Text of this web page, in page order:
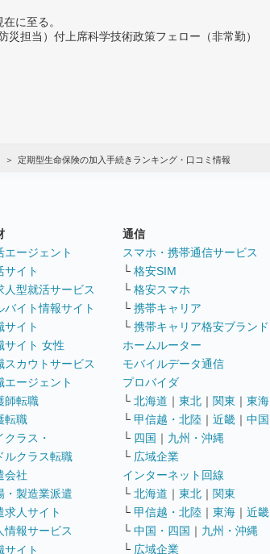
に至る。
担当）付上席科学技術政策フェロー（非常勤）
定期型生命保険の加入手続きランキング・口コミ情報
エージェント
サイト
人型就活サービス
バイト情報サイト
サイト
サイト 女性
スカウトサービス
エージェント
師転職
転職
クラス・
ルクラス転職
会社
・製造業派遣
求人サイト
情報サービス
サイト
通信
スマホ・携帯通信サービス
└ 格安SIM
└ 格安スマホ
└ 携帯キャリア
└ 携帯キャリア格安ブランド
ホームルーター
モバイルデータ通信
プロバイダ
└ 北海道 ｜ 東北 ｜ 関東 ｜ 東海
└ 甲信越・北陸 ｜ 近畿 ｜ 中国
└ 四国 ｜ 九州・沖縄
└ 広域企業
インターネット回線
└ 北海道 ｜ 東北 ｜ 関東
└ 甲信越・北陸 ｜ 東海 ｜ 近畿
└ 中国・四国 ｜ 九州・沖縄
└ 広域企業